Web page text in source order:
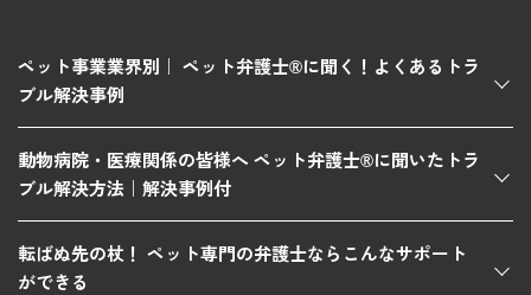
ペット事業業界別｜ ペット弁護士®に聞く！よくあるトラ
ブル解決事例
動物病院・医療関係の皆様へ ペット弁護士®に聞いたトラ
ブル解決方法｜解決事例付
転ばぬ先の杖！ ペット専門の弁護士ならこんなサポート
ができる